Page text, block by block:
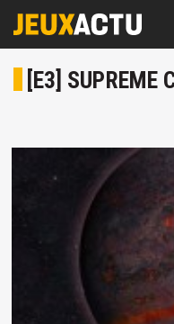
[E3] SUPREME